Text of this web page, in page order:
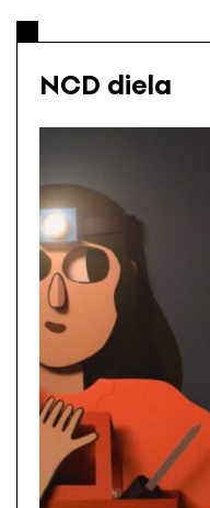
NCD diela